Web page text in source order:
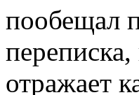
пообещал
отражает